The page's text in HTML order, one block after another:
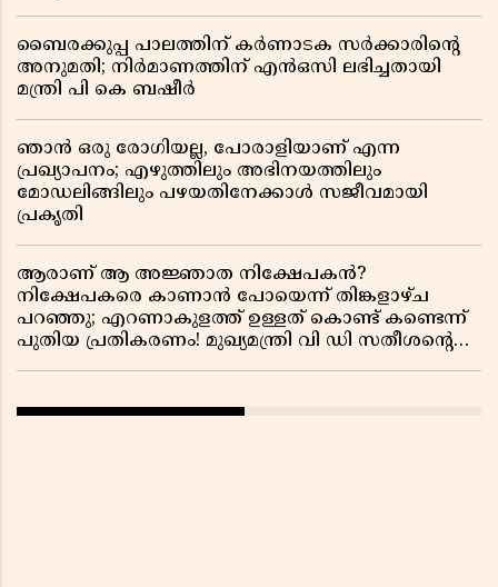
ബൈരക്കുപ്പ പാലത്തിന് കർണാടക സർക്കാരിൻ്റെ
അനുമതി; നിർമാണത്തിന് എൻഒസി ലഭിച്ചതായി
മന്ത്രി പി കെ ബഷീർ
ഞാൻ ഒരു രോഗിയല്ല, പോരാളിയാണ് എന്ന
പ്രഖ്യാപനം; എഴുത്തിലും അഭിനയത്തിലും
മോഡലിങ്ങിലും പഴയതിനേക്കാൾ സജീവമായി
പ്രകൃതി
ആരാണ് ആ അജ്ഞാത നിക്ഷേപകൻ?
നിക്ഷേപകരെ കാണാൻ പോയെന്ന് തിങ്കളാഴ്ച
പറഞ്ഞു; എറണാകുളത്ത് ഉള്ളത് കൊണ്ട് കണ്ടെന്ന്
പുതിയ പ്രതികരണം! മുഖ്യമന്ത്രി വി ഡി സതീശന്റെ